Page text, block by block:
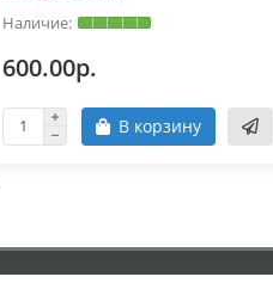
600.00р.
В корзину